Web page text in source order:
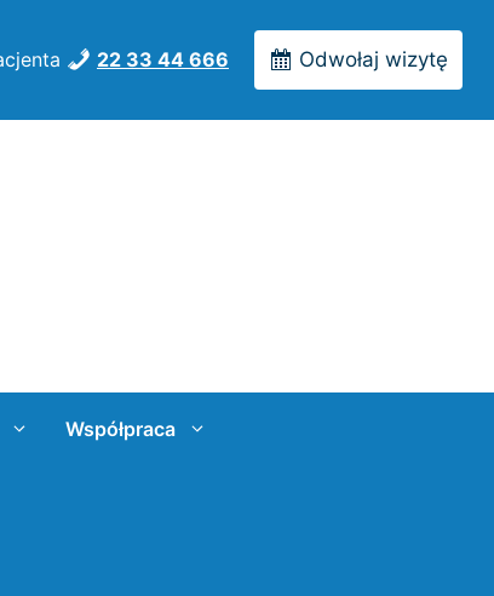
22 33 44 666 Odwołaj wizytę
Współpraca